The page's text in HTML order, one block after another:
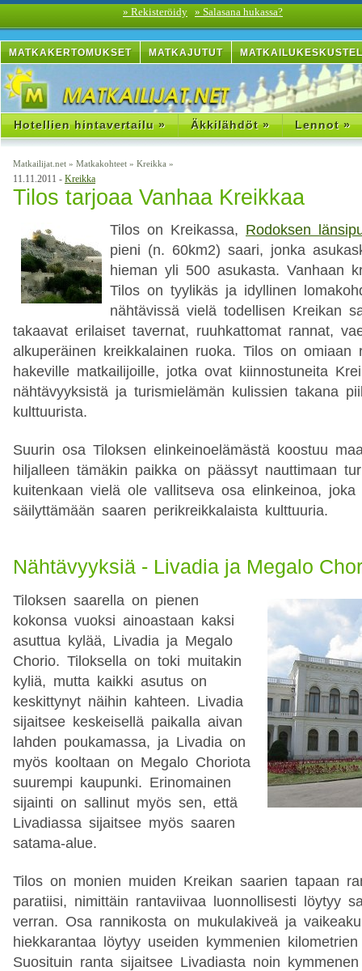
» Rekisteröidy » Salasana hukassa?
MATKAKERTOMUKSET MATKAJUTUT
Hotellien hintavertailu » Äkkilähdöt » Lennot »
Matkailijat.net » Matkakohteet » Kreikka »
11.11.2011 - Kreikka
Tilos tarjoaa Vanhaa Kreikkaa
Tilos on Kreikassa, Rodoksen
pieni (n. 60km2) saari, jonka
hieman yli 500 asukasta. Vanhaan
Tilos on tyylikäs ja idyllinen
nähtävissä vielä todellisen Kreikan
takaavat erilaiset tavernat, ruuhkattomat rannat,
alkuperäinen kreikkalainen ruoka. Tilos on omiaan
hakeville matkailijoille, jotka ovat kiinnostuneita
nähtävyyksistä ja turismielämän kulissien takana
kulttuurista.
Suurin osa Tiloksen elinkeinoelämästä koostuu
hiljalleen tämäkin paikka on päässyt nauttimaan
kuitenkaan vielä ole vallitseva osa elinkeinoa,
säilyttämään saaren perikreikkalaista kulttuuria.
Nähtävyyksiä - Livadia ja Megalo
Tiloksen saarella on pienen
kokonsa vuoksi ainoastaan kaksi
asuttua kylää, Livadia ja Megalo
Chorio. Tiloksella on toki muitakin
kyliä, mutta kaikki asutus on
keskittynyt näihin kahteen. Livadia
sijaitsee keskeisellä paikalla aivan
lahden poukamassa, ja Livadia on
myös kooltaan on Megalo Choriota
suurempi kaupunki. Erinomainen
sijainti on sallinut myös sen, että
Livadiassa sijaitsee myös saaren
satama-alue.
Tilos on monien muiden Kreikan saarien tapaan
paratiisi, nimittäin rantaviivaa luonnollisesti löytyy
verran. Osa rannikosta on mukulakiveä ja
hiekkarantaa löytyy useiden kymmenien
Suosituin ranta sijaitsee Livadiasta noin